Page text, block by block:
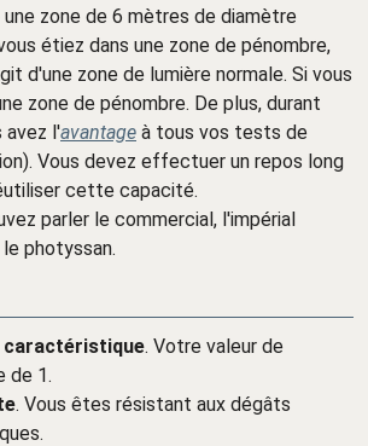
zone de 6 mètres de diamètre
étiez dans une zone de pénombre,
d'une zone de lumière normale. Si vous
zone de pénombre. De plus, durant
avez l'avantage à tous vos tests de
Vous devez effectuer un repos long
cette capacité.
parler le commercial, l'impérial
le photyssan.
caractéristique. Votre valeur de
de 1.
. Vous êtes résistant aux dégâts